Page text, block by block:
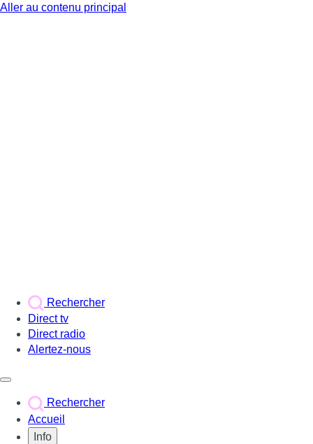
Aller au contenu principal
Rechercher
Direct tv
Direct radio
Alertez-nous
Rechercher
Accueil
Info